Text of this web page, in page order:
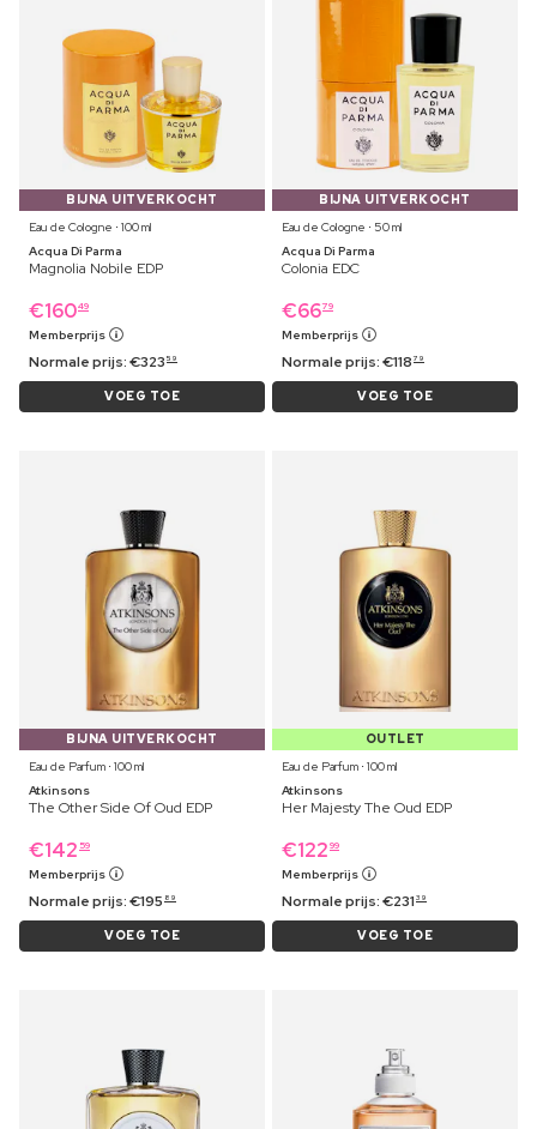
BIJNA UITVERKOCHT
Eau de Cologne ⋅ 100 ml
Acqua Di Parma
Magnolia Nobile EDP
€16049
Memberprijs
Normale prijs:€323 59
VOEG TOE
BIJNA UITVERKOCHT
Eau de Cologne ⋅ 50 ml
Acqua Di Parma
Colonia EDC
€6679
Memberprijs
Normale prijs:€118 79
VOEG TOE
BIJNA UITVERKOCHT
Eau de Parfum ⋅ 100 ml
Atkinsons
The Other Side Of Oud EDP
€142 59
Memberprijs
Normale prijs:€195 89
VOEG TOE
OUTLET
Eau de Parfum ⋅ 100 ml
Atkinsons
Her Majesty The Oud EDP
€122 99
Memberprijs
Normale prijs:€231 39
VOEG TOE